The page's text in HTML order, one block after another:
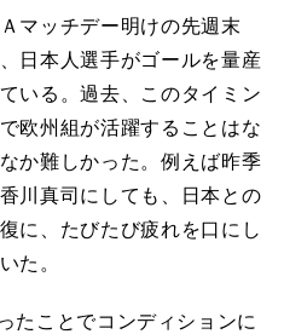
マッチデー明けの先週末
日本人選手がゴールを量産
いる。過去、このタイミン
欧州組が活躍することはな
か難しかった。例えば昨季
川真司にしても、日本との
に、たびたび疲れを口にし
た。
たことでコンディションに